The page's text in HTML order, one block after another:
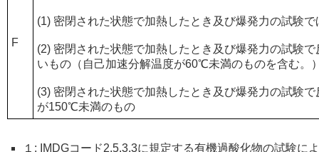
F
(1) 密閉された状態で加熱したとき及び爆発力の試験
(2) 密閉された状態で加熱したとき及び爆発力の試験
いもの（自己加速分解温度が60℃未満のものを含む。
(3) 密閉された状態で加熱したとき及び爆発力の試験
が150℃未満のもの
１: IMDGコード2.5.3.3に規定する有機過酸化物の試験に